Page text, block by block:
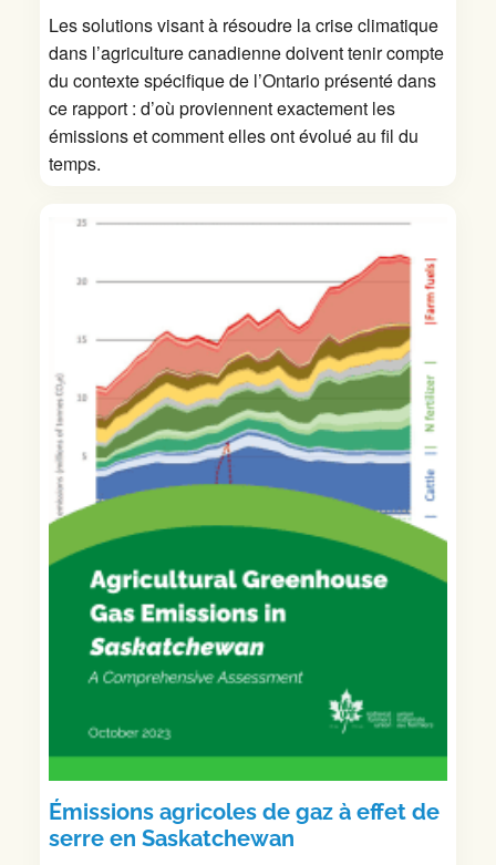
Les solutions visant à résoudre la crise climatique
dans l’agriculture canadienne doivent tenir compte
du contexte spécifique de l’Ontario présenté dans
ce rapport : d’où proviennent exactement les
émissions et comment elles ont évolué au fil du
temps.
Émissions agricoles de gaz à effet de
serre en Saskatchewan